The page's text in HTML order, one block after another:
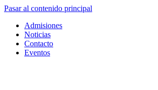
Pasar al contenido principal
Admisiones
Noticias
Contacto
Eventos